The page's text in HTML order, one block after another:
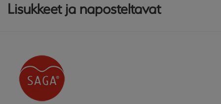
Lisukkeet ja naposteltavat